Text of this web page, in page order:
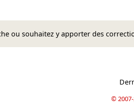
ou souhaitez y apporter des
©